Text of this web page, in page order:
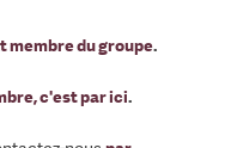
membre du groupe.
c'est par ici.